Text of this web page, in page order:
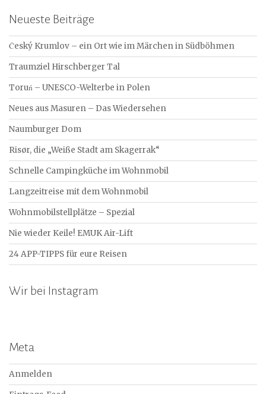
Neueste Beiträge
Český Krumlov – ein Ort wie im Märchen in Südböhmen
Traumziel Hirschberger Tal
Toruń – UNESCO-Welterbe in Polen
Neues aus Masuren – Das Wiedersehen
Naumburger Dom
Risør, die „Weiße Stadt am Skagerrak“
Schnelle Campingküche im Wohnmobil
Langzeitreise mit dem Wohnmobil
Wohnmobilstellplätze – Spezial
Nie wieder Keile! EMUK Air-Lift
24 APP-TIPPS für eure Reisen
Wir bei Instagram
Meta
Anmelden